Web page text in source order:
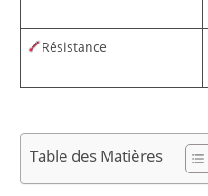
Résistance
Table des Matières